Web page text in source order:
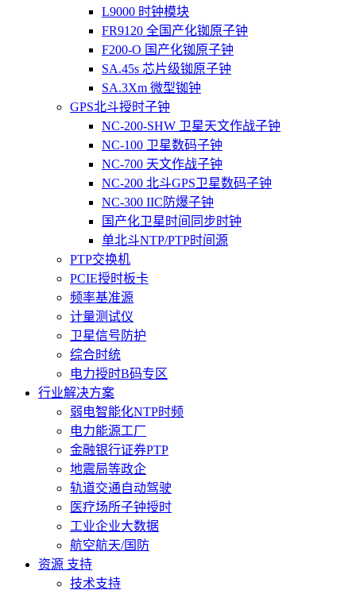
L9000 时钟模块
FR9120 全国产化铷原子钟
F200-O 国产化铷原子钟
SA.45s 芯片级铷原子钟
SA.3Xm 微型铷钟
GPS北斗授时子钟
NC-200-SHW 卫星天文作战子钟
NC-100 卫星数码子钟
NC-700 天文作战子钟
NC-200 北斗GPS卫星数码子钟
NC-300 IIC防爆子钟
国产化卫星时间同步时钟
单北斗NTP/PTP时间源
PTP交换机
PCIE授时板卡
频率基准源
计量测试仪
卫星信号防护
综合时统
电力授时B码专区
行业解决方案
弱电智能化NTP时频
电力能源工厂
金融银行证券PTP
地震局等政企
轨道交通自动驾驶
医疗场所子钟授时
工业企业大数据
航空航天/国防
资源 支持
技术支持